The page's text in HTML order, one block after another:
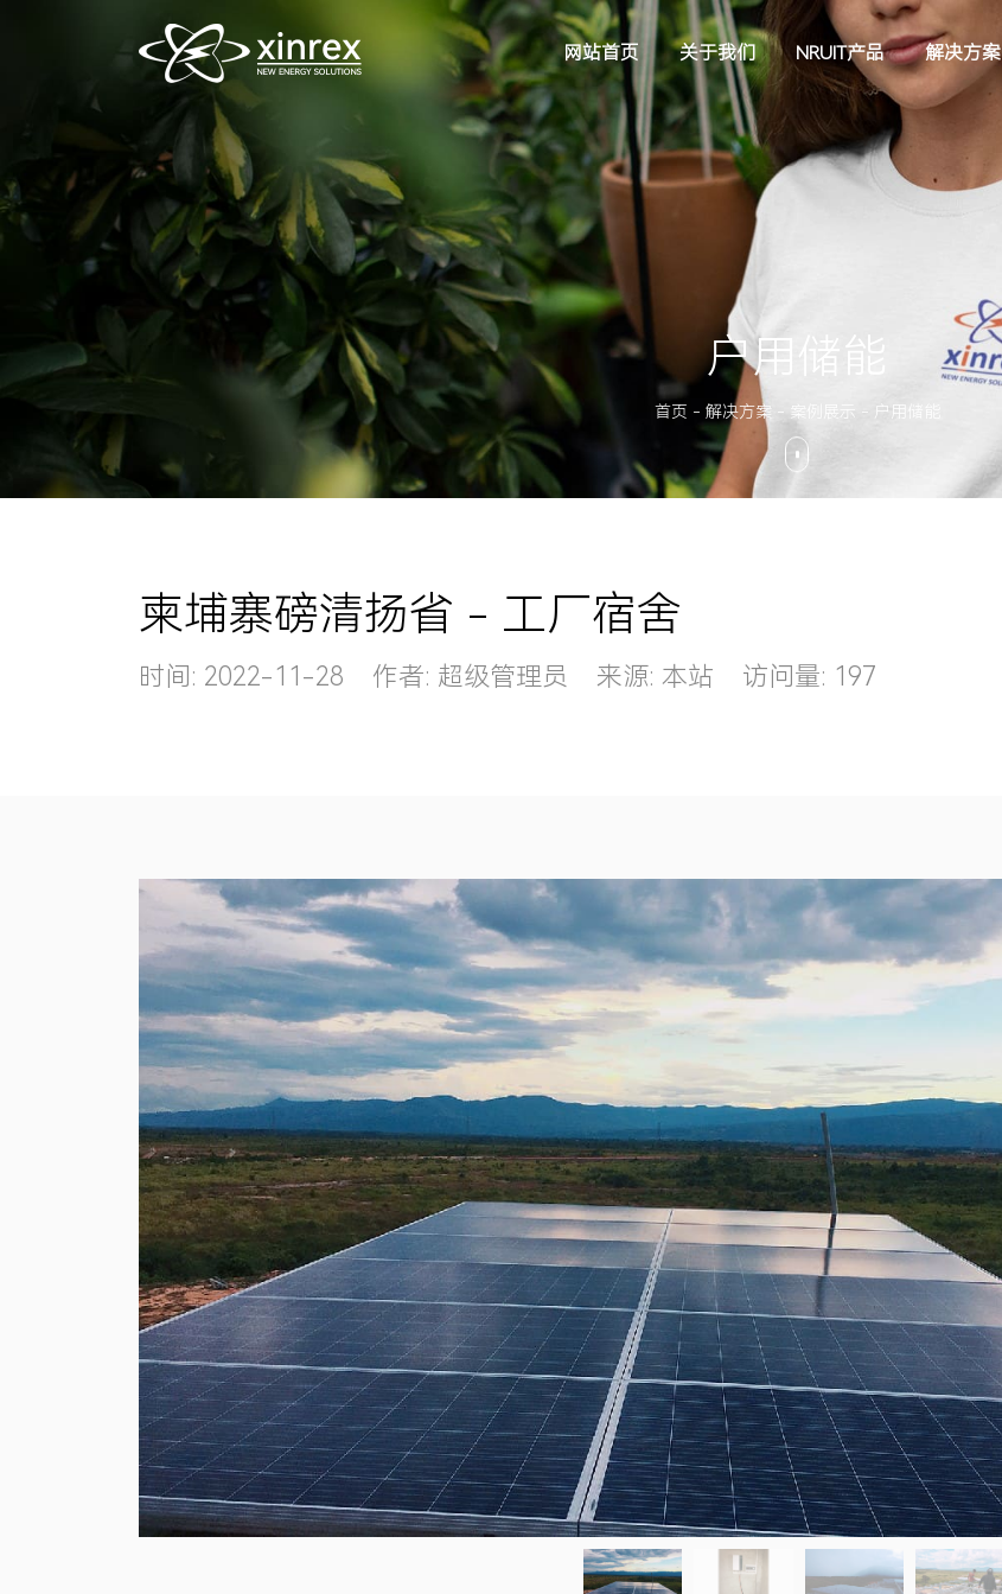
网站首页 关于我们 NRUIT产品 解决方案
户用储能
首页 - 解决方案 - 案例展示 - 户用储能
柬埔寨磅清扬省 - 工厂宿舍
时间: 2022-11-28 作者: 超级管理员 来源: 本站 访问量: 197